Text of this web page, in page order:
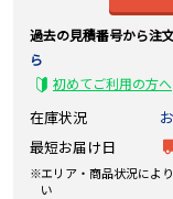
過去の見積番号から注
ら
初めてご利用の方へ
在庫状況
最短お届け日
エリア・商品状況によ
い